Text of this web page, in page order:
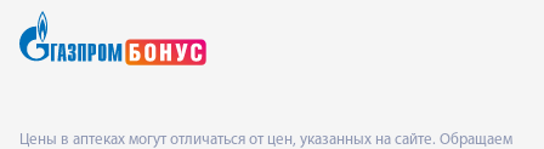
Цены в аптеках могут отличаться от цен, указанных на сайте. Обращаем